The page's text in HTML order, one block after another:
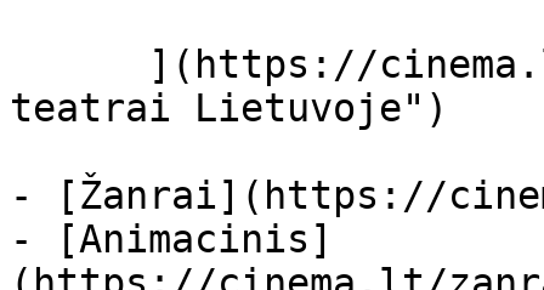
teatrai Lietuvoje")
- [Žanrai](https://
- [Animacinis]